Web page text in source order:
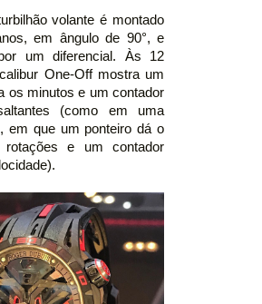
volante é montado
em ângulo de 90°, e
um diferencial. Às 12
One-Off mostra um
os minutos e um contador
(como em uma
em que um ponteiro dá o
rotações e um contador